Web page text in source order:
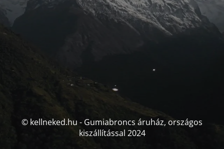
© kellneked.hu - Gumiabroncs áruház, országos
kiszállítással 2024